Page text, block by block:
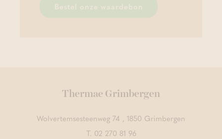
Bestel onze waardebon
Thermae Grimbergen
Wolvertemsesteenweg 74 , 1850 Grimbergen
T. 02 270 81 96